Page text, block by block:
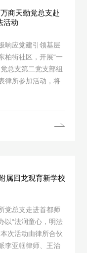
商天勤党总支赴
活动
响应党建引领基层
柏街社区，开展“一
总支第二党支部组
律所参加活动，将
属回龙观育新学校
党总支走进首都师
以“法润童心，明法
次活动由律所合伙
李亚帼律师、王治